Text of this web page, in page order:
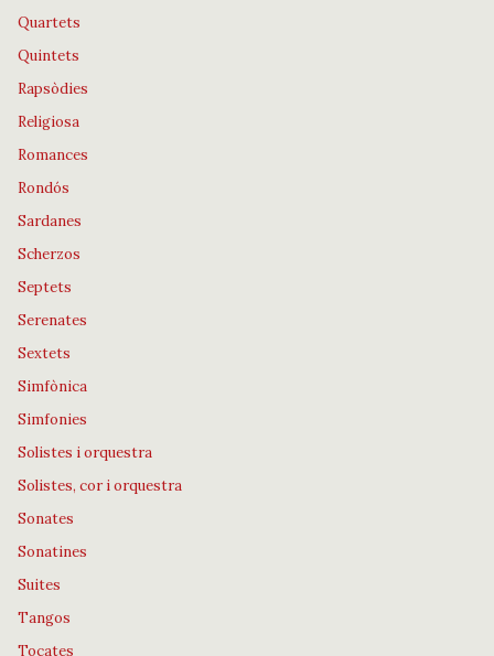
Quartets
Quintets
Rapsòdies
Religiosa
Romances
Rondós
Sardanes
Scherzos
Septets
Serenates
Sextets
Simfònica
Simfonies
Solistes i orquestra
Solistes, cor i orquestra
Sonates
Sonatines
Suites
Tangos
Tocates